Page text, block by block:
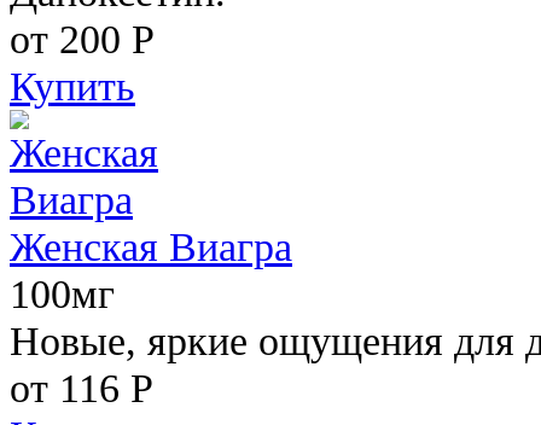
от 200 Р
Купить
Женская Виагра
100мг
Новые, яркие ощущения для
от 116 Р